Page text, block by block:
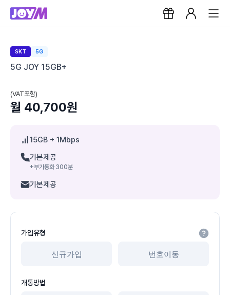
SKT 5G
5G JOY 15GB+
(VAT포함)
월 40,700원
15GB + 1Mbps
기본제공
+부가통화 300분
기본제공
가입유형
신규가입 번호이동
개통방법